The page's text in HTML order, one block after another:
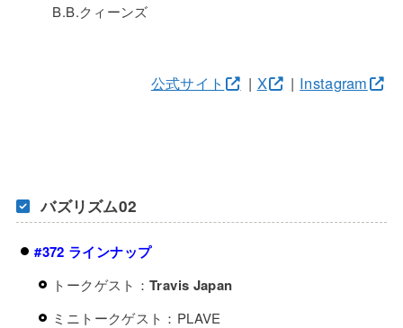
B.B.クィーンズ
公式サイト | X | Instagram
バズリズム02
#372 ラインナップ
トークゲスト：Travis Japan
ミニトークゲスト：PLAVE